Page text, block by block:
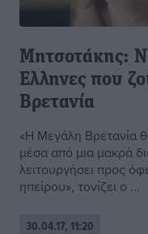
Μητσοτάκης:
Ελληνες που
Βρετανία
«Η Μεγάλη Βρετανία
μέσα από μια μακρά
λειτουργήσει προς
ηπείρου», τονίζει ο ...
30.04.17, 11:20